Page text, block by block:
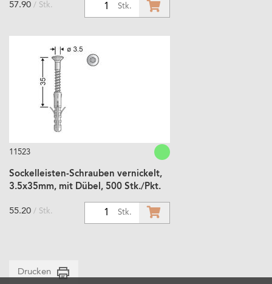
Stk.
57.90 / Stk.
11523
Sockelleisten-Schrauben vernickelt,
3.5x35mm, mit Dübel, 500 Stk./Pkt.
Stk.
55.20 / Stk.
Drucken